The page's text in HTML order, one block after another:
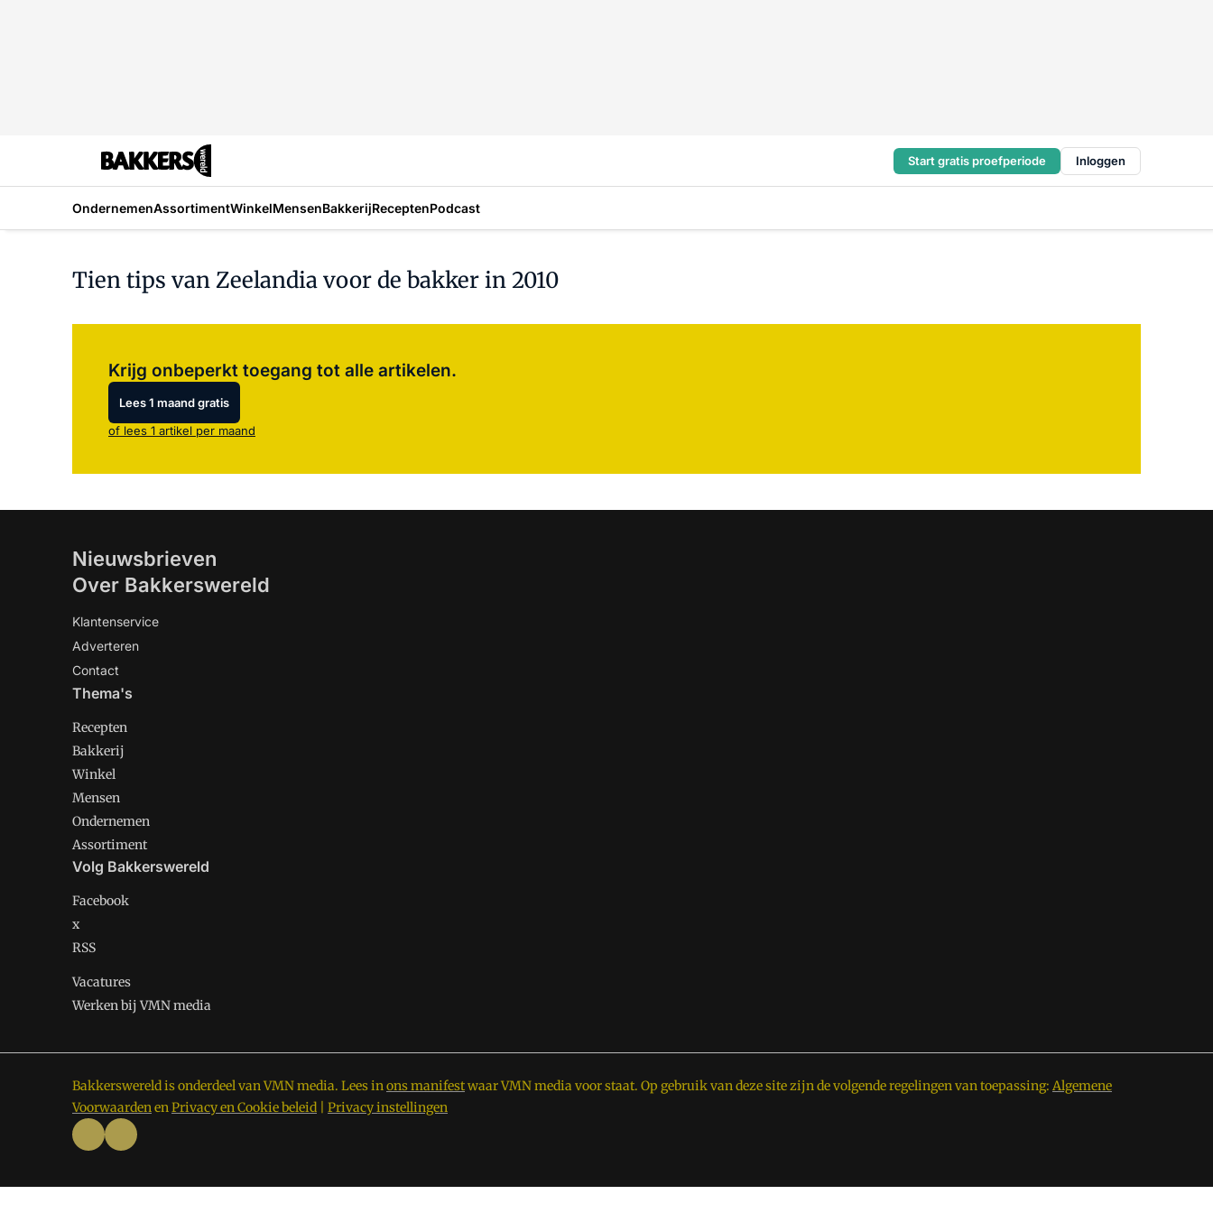
Start gratis proefperiode Inloggen
OndernemenAssortimentWinkelMensenBakkerijReceptenPodcast
Tien tips van Zeelandia voor de bakker in 2010
Krijg onbeperkt toegang tot alle artikelen.
Lees 1 maand gratis
of lees 1 artikel per maand
Nieuwsbrieven
Over Bakkerswereld
Klantenservice
Adverteren
Contact
Thema's
Recepten
Bakkerij
Winkel
Mensen
Ondernemen
Assortiment
Volg Bakkerswereld
Facebook
x
RSS
Vacatures
Werken bij VMN media
Bakkerswereld is onderdeel van VMN media. Lees inons manifestwaar VMN media voor staat. Op gebruik van deze site zijn de volgende regelingen van toepassing: Algemene
VoorwaardenenPrivacy en Cookie beleid Privacy instellingen